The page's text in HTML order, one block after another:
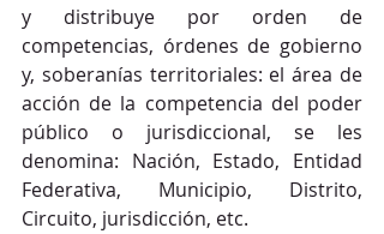
y distribuye por orden de
competencias, órdenes de gobierno
y, soberanías territoriales: el área de
acción de la competencia del poder
público o jurisdiccional, se les
denomina: Nación, Estado, Entidad
Federativa, Municipio, Distrito,
Circuito, jurisdicción, etc.